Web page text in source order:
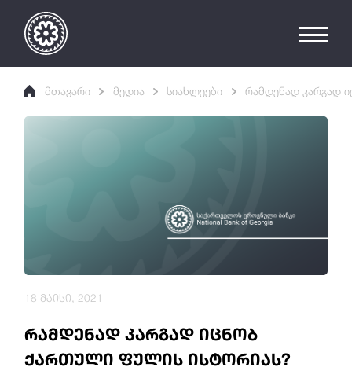
მთავარი მედია სიახლეები რამდენად კარგად
რამდენად კარგად იცნობ
ქართული ფულის ისტორიას?
18 მაისი, 2021